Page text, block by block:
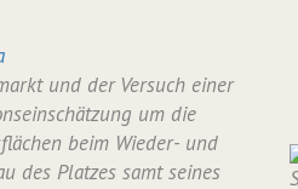
und der Versuch einer
um die
beim Wieder- und
des Platzes samt seines